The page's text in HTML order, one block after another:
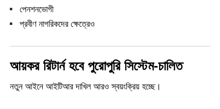
পেনশনভোগী
প্রবীণ নাগরিকদের ক্ষেত্রেও
আয়কর রিটার্ন হবে পুরোপুরি সিস্টেম‑চালিত
নতুন আইনে আইটিআর দাখিল আরও স্বয়ংক্রিয় হচ্ছে।